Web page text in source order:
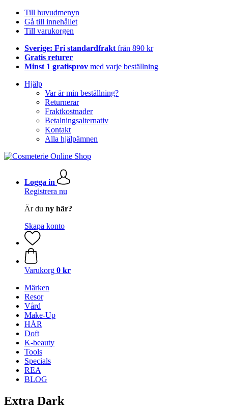
Till huvudmenyn
Gå till innehållet
Till varukorgen
Sverige: Fri standardfrakt från 890 kr
Gratis returer
Minst 1 gratisprov med varje beställning
Hjälp
Var är min beställning?
Returnerar
Fraktkostnader
Betalningsalternativ
Kontakt
Alla hjälpämnen
Logga in
Registrera nu
Är du ny här?
Skapa konto
Varukorg 0 kr
Märken
Resor
Vård
Make-Up
HÅR
Doft
K-beauty
Tools
Specials
REA
BLOG
Extra Dark